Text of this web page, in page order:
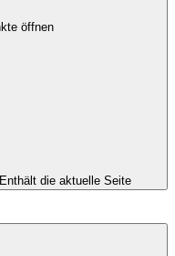
öffnen
Enthält die aktuelle Seite